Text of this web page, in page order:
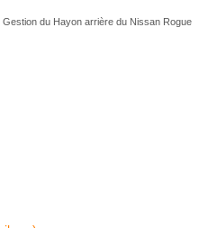
Gestion du Hayon arrière du Nissan Rogue